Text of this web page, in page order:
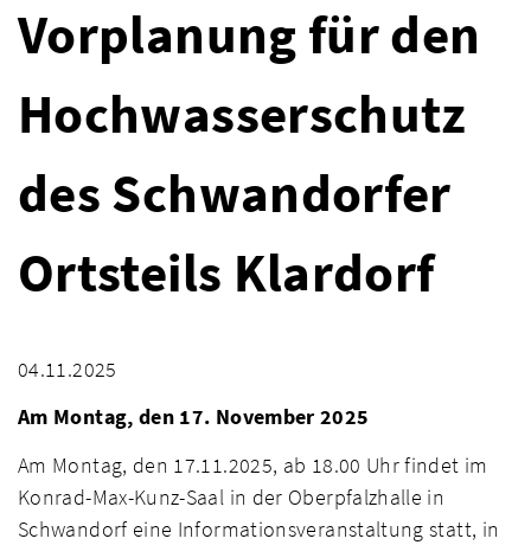
Vorplanung für den
Hochwasserschutz
des Schwandorfer
Ortsteils Klardorf
04.11.2025
Am Montag, den 17. November 2025
Am Montag, den 17.11.2025, ab 18.00 Uhr findet im
Konrad-Max-Kunz-Saal in der Oberpfalzhalle in
Schwandorf eine Informationsveranstaltung statt, in